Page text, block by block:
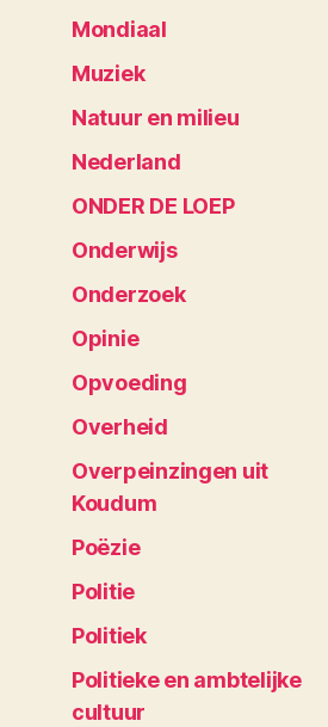
Mondiaal
Muziek
Natuur en milieu
Nederland
ONDER DE LOEP
Onderwijs
Onderzoek
Opinie
Opvoeding
Overheid
Overpeinzingen uit
Koudum
Poëzie
Politie
Politiek
Politieke en ambtelijke
cultuur